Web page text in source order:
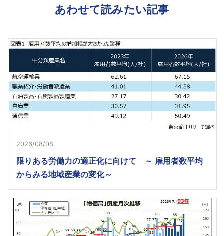
あわせて読みたい記事
2026/08/08
限りある労働力の適正化に向けて ～ 雇用者数平均
からみる地域産業の変化～